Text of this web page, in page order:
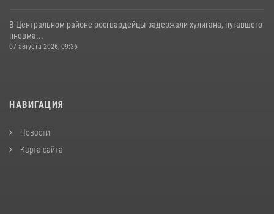
В Центральном районе росгвардейцы задержали хулигана, пугавшего
пневма...
07 августа 2026, 09:36
НАВИГАЦИЯ
Новости
Карта сайта